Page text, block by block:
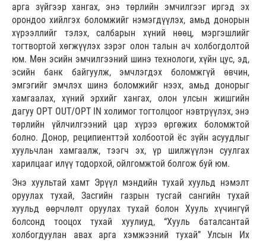
арга зүйгээр хангах, энэ төрлийн эмчилгээг иргэд эх
орондоо хийлгэх боломжийг нэмэгдүүлэх, амьд донорын
хүрээллийг тэлэх, салбарын хүний нөөц, мэргэшлийг
тогтвортой хөгжүүлэх зэрэг олон талын ач холбогдолтой
юм. Мөн эсийн эмчилгээний шинэ технологи, хүйн цус, эд,
эсийн банк байгуулж, эмчлэгдэх боломжгүй өвчин,
эмгэгийг эмчлэх шинэ боломжийг нээх, амьд донорыг
хамгаалах, хүний эрхийг хангах, олон улсын жишгийн
дагуу OPT OUT/OPT IN холимог тогтолцоог нэвтрүүлэх, энэ
төрлийн үйлчилгээний цар хүрээ өргөжих боломжтой
болно. Донор, реципиенттэй холбоотой ёс зүйн асуудлыг
хуульчлан хамгаалж, тээгч эх, үр шилжүүлэн суулгах
харилцааг илүү тодорхой, ойлгомжтой болгож буй юм.
Энэ хуультай хамт Эрүүл мэндийн тухай хуульд нэмэлт
оруулах тухай, Засгийн газрын тусгай сангийн тухай
хуульд өөрчлөлт оруулах тухай болон Хууль хүчингүй
болсонд тооцох тухай хуулиуд, “Хууль баталсантай
холбогдуулан авах арга хэмжээний тухай” Улсын Их